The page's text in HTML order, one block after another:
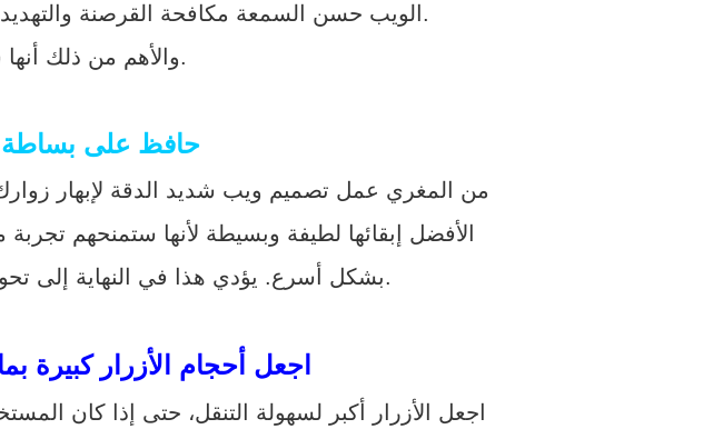
الويب حسن السمعة مكافحة القرصنة والتهديدات عبر الإنترنت والهجمات الإلكترونية المختلفة الأخرى.
والأهم من ذلك أنها ستضمن تأمين بيانات العميل.
حافظ على
من المغري عمل تصميم ويب شديد الدقة لإبهار
الأفضل إبقائها لطيفة وبسيطة لأنها ستمنحهم
بشكل أسرع. يؤدي هذا في النهاية إلى تحويلات أعلى وهي الهدف الأساسي لكل صاحب عمل.
اجعل أحجام الأزرار كبيرة
اجعل الأزرار أكبر لسهولة التنقل، حتى إذا كان